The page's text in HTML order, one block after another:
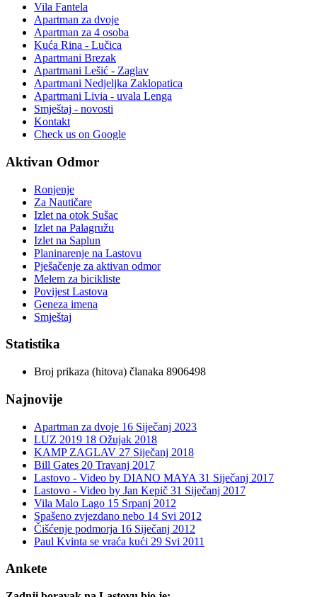
Vila Fantela
Apartman za dvoje
Apartman za 4 osoba
Kuća Rina - Lučica
Apartmani Brezak
Apartmani Lešić - Zaglav
Apartmani Nedjeljka Zaklopatica
Apartmani Livia - uvala Lenga
Smještaj - novosti
Kontakt
Check us on Google
Aktivan Odmor
Ronjenje
Za Nautičare
Izlet na otok Sušac
Izlet na Palagružu
Izlet na Saplun
Planinarenje na Lastovu
Pješačenje za aktivan odmor
Melem za bicikliste
Povijest Lastova
Geneza imena
Smještaj
Statistika
Broj prikaza (hitova) članaka 8906498
Najnovije
Apartman za dvoje 16 Siječanj 2023
LUZ 2019 18 Ožujak 2018
KAMP ZAGLAV 27 Siječanj 2018
Bill Gates 20 Travanj 2017
Lastovo - Video by DIANO MAYA 31 Siječanj 2017
Lastovo - Video by Jan Kepič 31 Siječanj 2017
Vila Malo Lago 15 Srpanj 2012
Spašeno zvjezdano nebo 14 Svi 2012
Čišćenje podmorja 16 Siječanj 2012
Paul Kvinta se vraća kući 29 Svi 2011
Ankete